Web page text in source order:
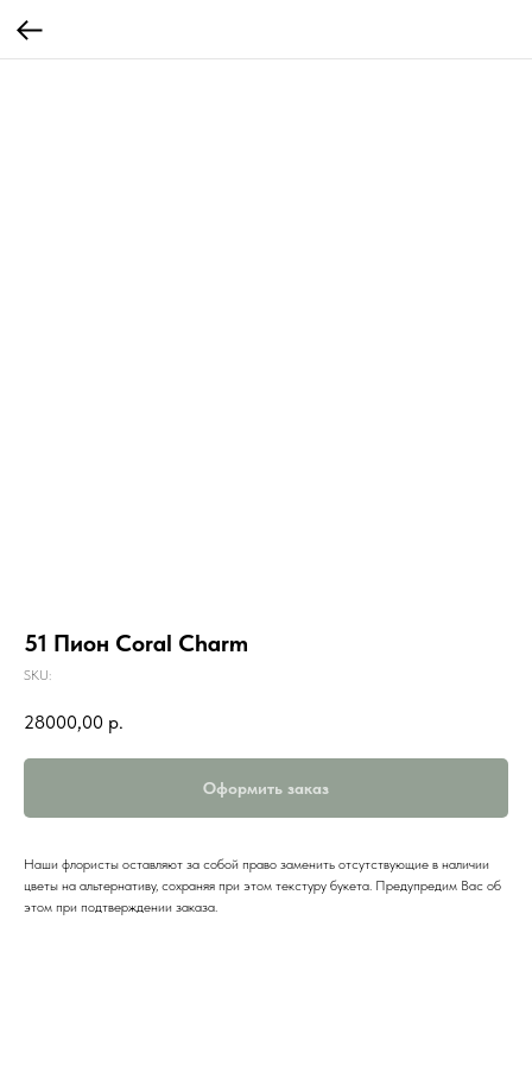
51 Пион Coral Charm
SKU:
28000,00 р.
Оформить заказ
Наши флористы оставляют за собой право заменить отсутствующие в наличии
цветы на альтернативу, сохраняя при этом текстуру букета. Предупредим Вас об
этом при подтверждении заказа.